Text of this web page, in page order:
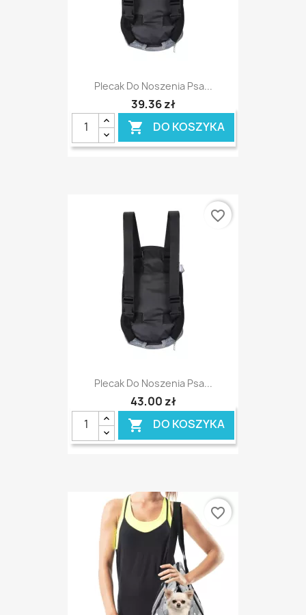
Plecak Do Noszenia Psa...
39,36 zł
 DO KOSZYKA
Plecak Do Noszenia Psa...
43,00 zł
 DO KOSZYKA
favorite_border
favorite_border